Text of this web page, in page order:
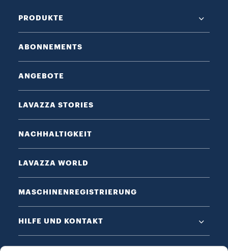
PRODUKTE
ABONNEMENTS
ANGEBOTE
LAVAZZA STORIES
NACHHALTIGKEIT
LAVAZZA WORLD
MASCHINENREGISTRIERUNG
HILFE UND KONTAKT